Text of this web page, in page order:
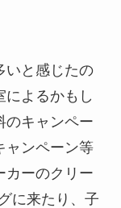
いと感じたの
によるかもし
のキャンペー
ャンペーン等
カーのクリー
に来たり、子